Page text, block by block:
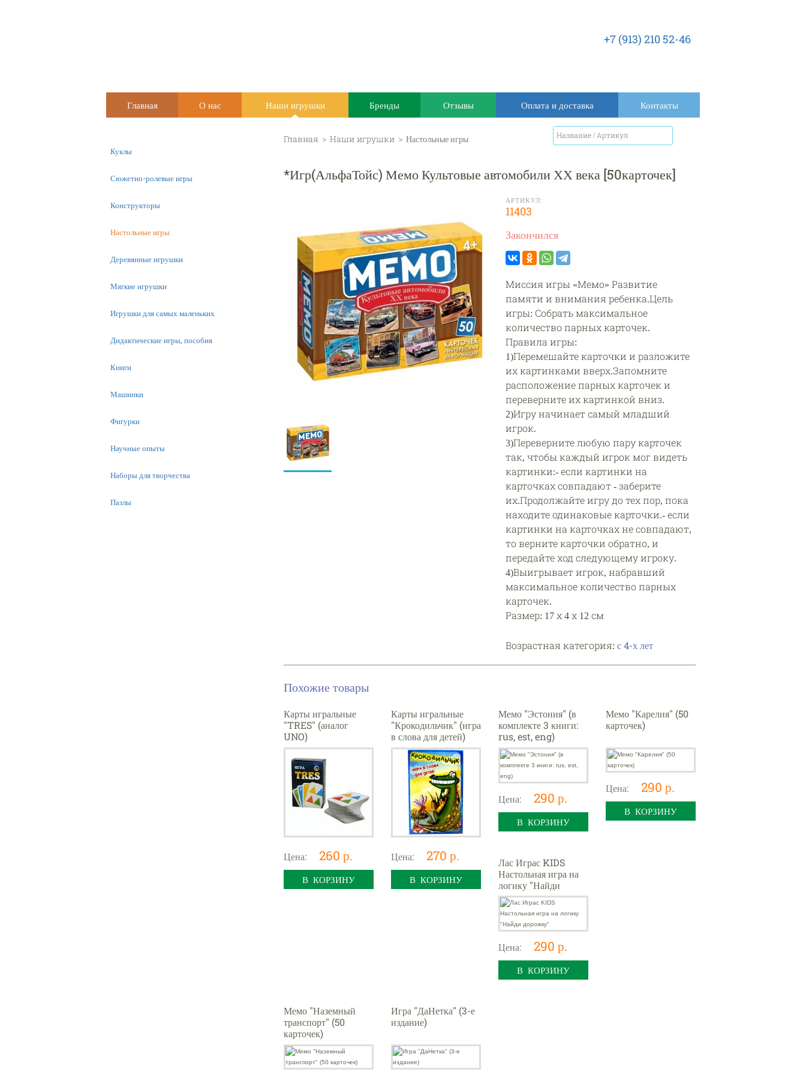
+7 (913) 210 52-46
Главная О нас Наши игрушки Бренды Отзывы Оплата и доставка Контакты
Главная > Наши игрушки > Настольные игры
*Игр(АльфаТойс) Мемо Культовые автомобили ХХ века [50карточек]
АРТИКУЛ:
11403
Закончился
Миссия игры «Мемо» Развитие
памяти и внимания ребенка.Цель
игры: Собрать максимальное
количество парных карточек.
Правила игры:
1)Перемешайте карточки и разложите
их картинками вверх.Запомните
расположение парных карточек и
переверните их картинкой вниз.
2)Игру начинает самый младший
игрок.
3)Переверните любую пару карточек
так, чтобы каждый игрок мог видеть
картинки:- если картинки на
карточках совпадают - заберите
их.Продолжайте игру до тех пор, пока
находите одинаковые карточки.- если
картинки на карточках не совпадают,
то верните карточки обратно, и
передайте ход следующему игроку.
4)Выигрывает игрок, набравший
максимальное количество парных
карточек.
Размер: 17 х 4 х 12 см
Возрастная категория: с 4-х лет
Похожие товары
Карты игральные
"TRES" (аналог
UNO)
Цена: 260 р.
В КОРЗИНУ
Карты игральные
"Крокодильчик" (игра
в слова для детей)
Цена: 270 р.
В КОРЗИНУ
Мемо "Эстония" (в
комплекте 3 книги:
rus, est, eng)
Цена: 290 р.
В КОРЗИНУ
Мемо "Карелия" (50
карточек)
Цена: 290 р.
В КОРЗИНУ
Лас Играс KIDS
Настольная игра на
логику "Найди
дорожку"
Цена: 290 р.
В КОРЗИНУ
Мемо "Наземный
транспорт" (50
карточек)
Игра "ДаНетка" (3-е
издание)
Куклы
Сюжетно-ролевые игры
Конструкторы
Настольные игры
Деревянные игрушки
Мягкие игрушки
Игрушки для самых маленьких
Дидактические игры, пособия
Книги
Машинки
Фигурки
Научные опыты
Наборы для творчества
Пазлы